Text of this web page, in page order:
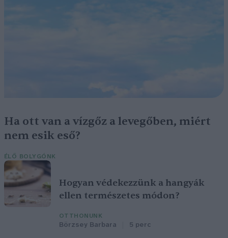
Ha ott van a vízgőz a levegőben, miért
nem esik eső?
ÉLŐ BOLYGÓNK
Hogyan védekezzünk a hangyák
ellen természetes módon?
OTTHONUNK
Börzsey Barbara 5 perc